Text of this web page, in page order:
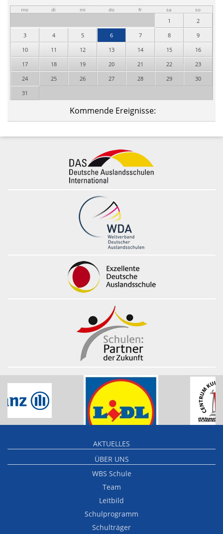
mo di mi do fr sa so
1
2
3
4 5 6 7 8
9
10
11 12 13 14 15
16
17
18 19 20 21 22
23
24
25 26 27 28 29
30
31
Kommende Ereignisse:
AKTUELLES
ÜBER UNS
WBS Schule
Team
Leitbild
Schulprogramm
Schulträger